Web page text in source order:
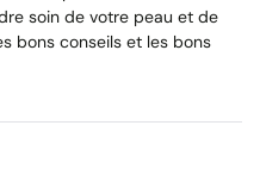
soin de votre peau et de
bons conseils et les bons